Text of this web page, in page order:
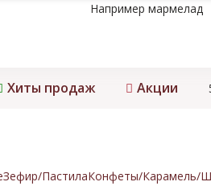
Например мармелад
Хиты продаж Акции
Зефир/ПастилаКонфеты/Карамель/